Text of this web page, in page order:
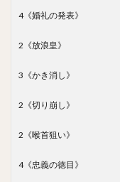
4《婚礼の発表》
2《放浪皇》
3《かき消し》
2《切り崩し》
2《喉首狙い》
4《忠義の徳目》